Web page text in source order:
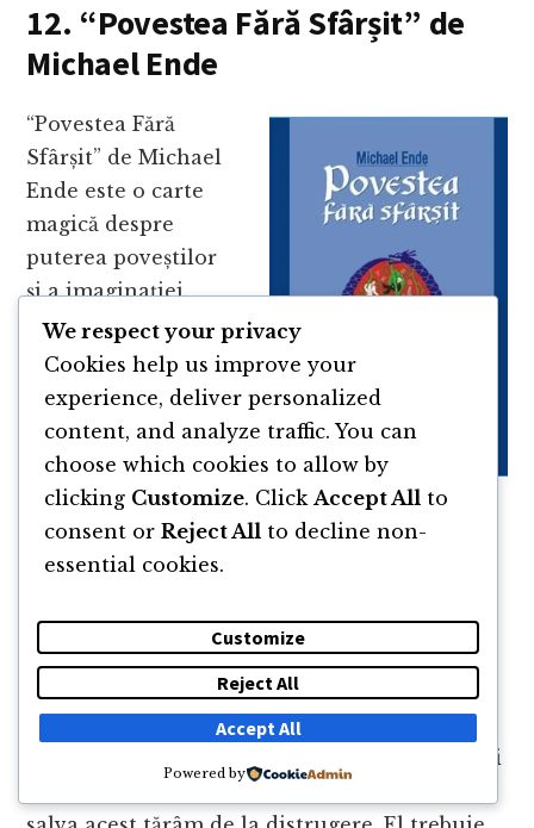
12. “Povestea Fără Sfârșit” de
Michael Ende
“Povestea Fără
Sfârșit” de Michael
Ende este o carte
magică despre
puterea poveștilor
și a imaginației.
Romanul o
urmărește pe
tânărul Bastian
care fuge de
realitatea sa tristă
în lumea fantezistă
a cărții “Povestea Fără Sfârșit”. Aici, Bastian
intră într-o aventură extraordinară în ținutul
consumat de un vid misterios cunoscut sub
numele de “Nimic”.
Pe măsură ce călătorește prin Fantastica,
Bastian întâlnește creaturi minunate și locuri
We respect your privacy
Cookies help us improve your
experience, deliver personalized
content, and analyze traffic. You can
choose which cookies to allow by
clicking Customize. Click Accept All to
consent or Reject All to decline non-
essential cookies.
Customize
Reject All
Accept All
Powered by